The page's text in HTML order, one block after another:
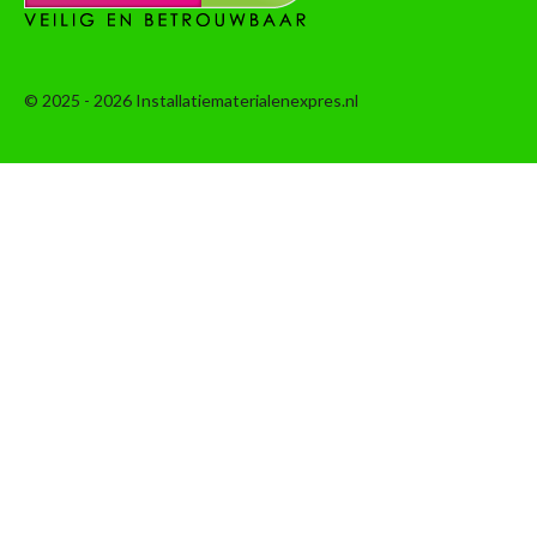
© 2025 - 2026 Installatiematerialenexpres.nl